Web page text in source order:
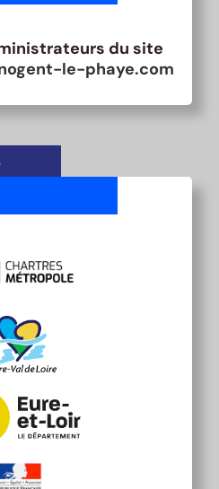
du site
le-phaye.com